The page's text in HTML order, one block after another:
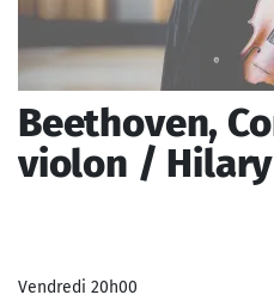
Beethoven,
violon /
Vendredi 20h00